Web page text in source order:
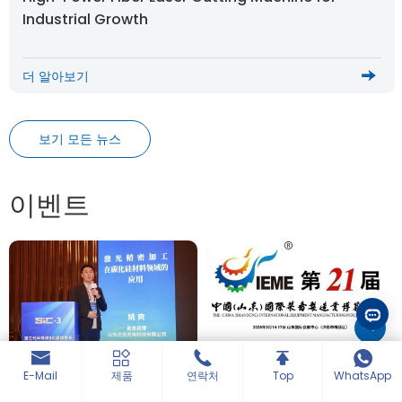
Industrial Growth
더 알아보기
보기 모든 뉴스
이벤트
지능형 제조와 섬유 레이저 기
술이 다음 산업 혁명을 이끈다
E-Mail 제품 연락처 Top WhatsApp